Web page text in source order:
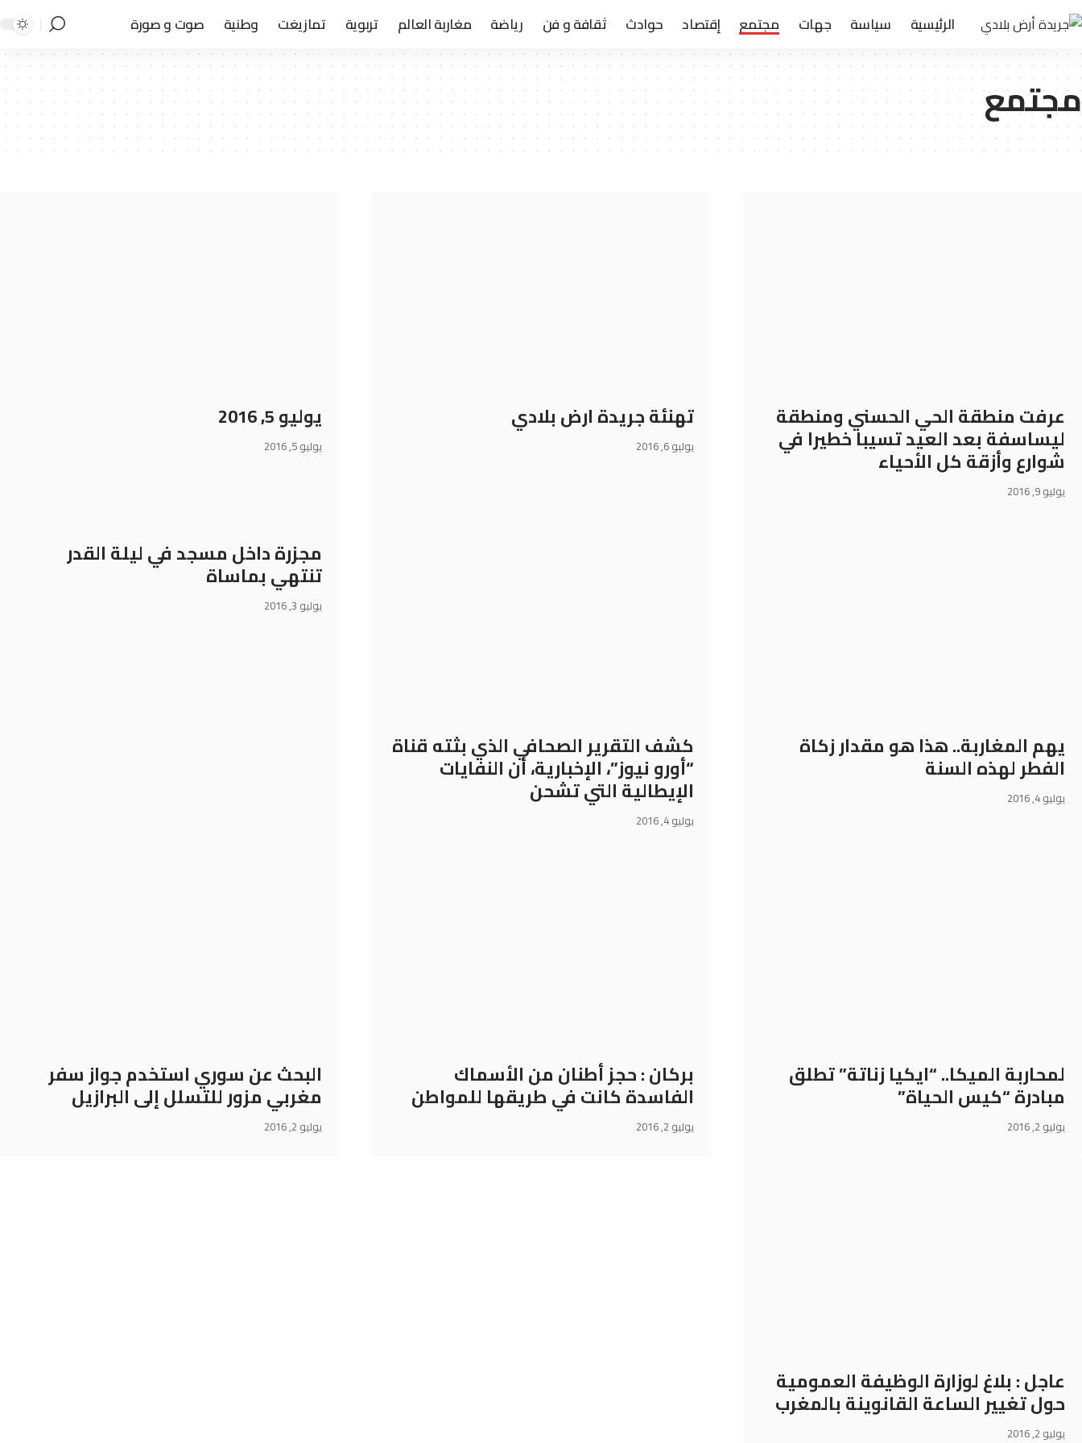
الرئيسية سياسة جهات مجتمع إقتصاد حوادث ثقافة و فن رياضة مغاربة العالم تربوية تمازيغت وطنية صوت و صورة
مجتمع
عرفت منطقة الحي الحسني ومنطقة
ليساسفة بعد العيد تسيبا خطيرا في
شوارع وأزقة كل الأحياء
يوليو 9, 2016
تهنئة جريدة ارض بلادي
يوليو 6, 2016
يوليو 5, 2016
يوليو 5, 2016
يهم المغاربة.. هذا هو مقدار زكاة
الفطر لهذه السنة‎
يوليو 4, 2016
كشف التقرير الصحافي الذي بثته قناة
“أورو نيوز”، الإخبارية، أن النفايات
الإيطالية التي تشحن
يوليو 4, 2016
مجزرة داخل مسجد في ليلة القدر
تنتهي بماساة
يوليو 3, 2016
لمحاربة الميكا.. “ايكيا زناتة” تطلق
مبادرة “كيس الحياة”
يوليو 2, 2016
بركان : حجز أطنان من الأسماك
الفاسدة كانت في طريقها للمواطن
يوليو 2, 2016
البحث عن سوري استخدم جواز سفر
مغربي مزور للتسلل إلى البرازيل
يوليو 2, 2016
عاجل : بلاغ لوزارة الوظيفة العمومية
حول تغيير الساعة القانوينة بالمغرب
يوليو 2, 2016